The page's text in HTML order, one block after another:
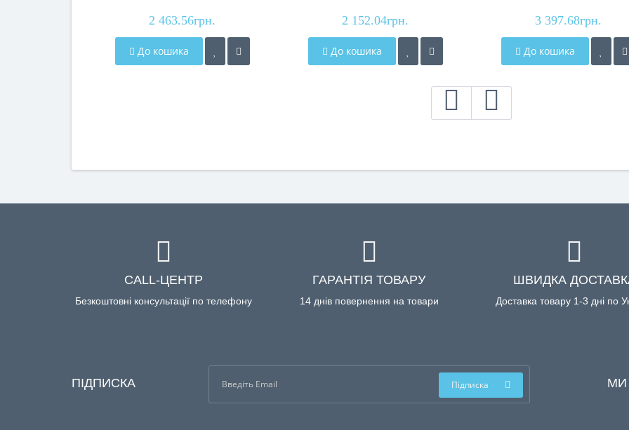
2 463.56грн.
До кошика
2 152.04грн.
До кошика
110000RPM, 1500-1700W
3 397.68грн.
До кошика
CALL-ЦЕНТР
Безкоштовні консультації по телефону
ГАРАНТІЯ ТОВАРУ
14 днів повернення на товари
ШВИДКА
Доставка товару 1-3 дні по
ПІДПИСКА Підписка МИ